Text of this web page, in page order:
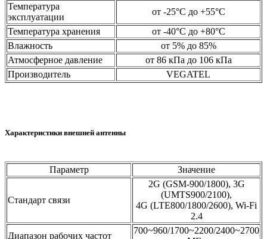
Температура
эксплуатации
от -25°C до +55°C
Температура хранения
от -40°C до +80°C
Влажность
от 5% до 85%
Атмосферное давление
от 86 кПа до 106 кПа
Производитель
VEGATEL
Характеристики внешней антенны
Параметр Значение
Стандарт связи
2G (GSM-900/1800), 3G
(UMTS900/2100),
4G (LTE800/1800/2600), Wi-Fi
2.4
Диапазон рабочих частот
700~960/1700~2200/2400~2700